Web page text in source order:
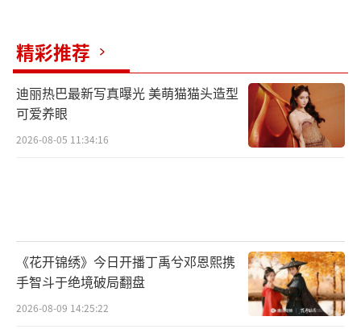
精彩推荐
迪丽热巴最新写真曝光 美萌猫猫头造型
可爱养眼
2026-08-05 11:34:16
《花开锦绣》今日开播丁禹兮邓恩熙携
手智斗于绝境破局翻盘
2026-08-09 14:25:22